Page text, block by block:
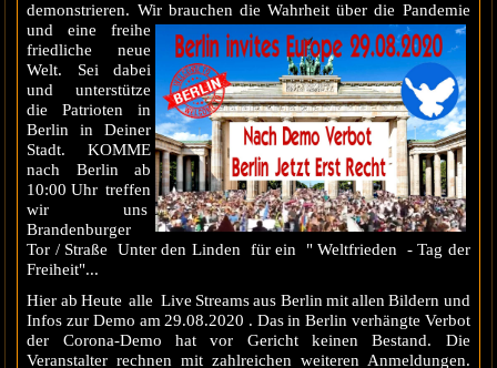
demonstrieren. Wir brauchen die Wahrheitüber die Pandemie
und eine freihe
friedliche neue
Welt. Sei dabei
und unterstütze
die Patrioten in
Berlin in Deiner
Stadt. KOMME
nach Berlin ab
10:00 Uhr treffen
wir uns
Brandenburger
Tor / Straße Unter den Linden für ein " Weltfrieden - Tag der
Freiheit"...
Hier ab Heute alle Live Streams aus Berlin mit allen Bildern und
Infos zur Demo am 29.08.2020 . Das in Berlin verhängte Verbot
der Corona-Demo hat vor Gericht keinen Bestand. Die
Veranstalter rechnen mit zahlreichen weiteren Anmeldungen.